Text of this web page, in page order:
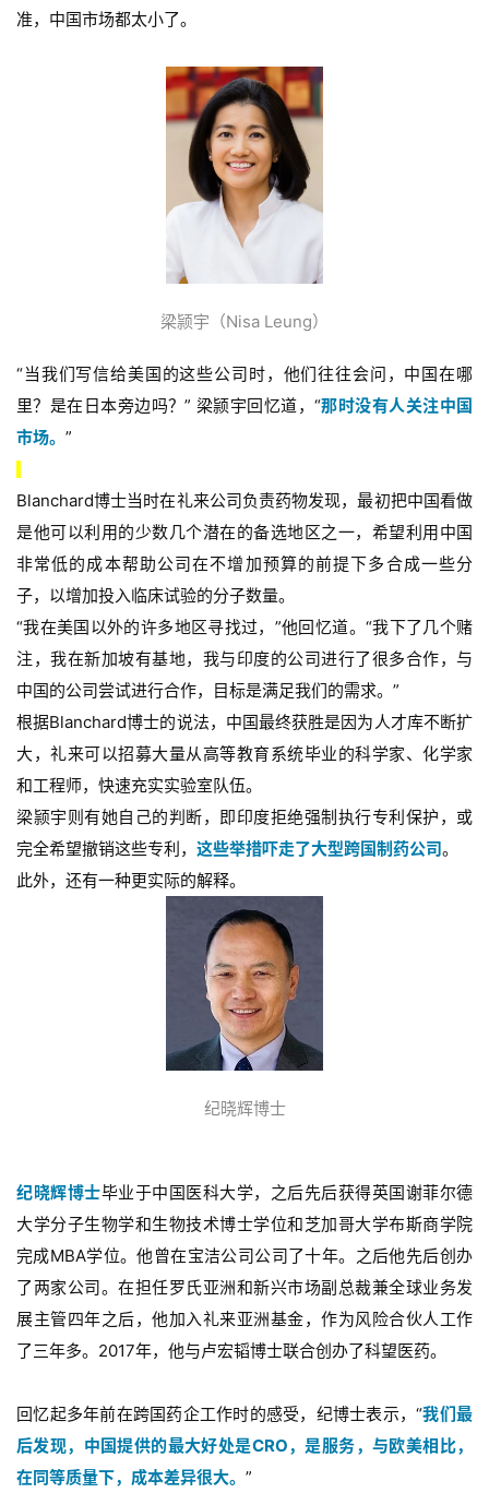
首
精
活
动
B
投
资
平
准，中国市场都太小了。
梁颕宇（Nisa Leung）
“当我们写信给美国的这些公司时，他们往往会问，中国在哪
里？是在日本旁边吗？” 梁颕宇回忆道，“那时没有人关注中国
市场。 ”
Blanchard博士当时在礼来公司负责药物发现，最初把中国看做
是他可以利用的少数几个潜在的备选地区之一，希望利用中国
非常低的成本帮助公司在不增加预算的前提下多合成一些分
子，以增加投入临床试验的分子数量。
“我在美国以外的许多地区寻找过，”他回忆道。“我下了几个赌
注，我在新加坡有基地，我与印度的公司进行了很多合作，与
中国的公司尝试进行合作，目标是满足我们的需求。”
根据Blanchard博士的说法，中国最终获胜是因为人才库不断扩
大，礼来可以招募大量从高等教育系统毕业的科学家、化学家
和工程师，快速充实实验室队伍。
梁颕宇则有她自己的判断，即印度拒绝强制执行专利保护，或
完全希望撤销这些专利， 这些举措吓走了大型跨国制药公司。
此外，还有一种更实际的解释。
纪晓辉博士
纪晓辉博士毕业于中国医科大学，之后先后获得英国谢菲尔德
大学分子生物学和生物技术博士学位和芝加哥大学布斯商学院
完成MBA学位。他曾在宝洁公司公司了十年。之后他先后创办
了两家公司。在担任罗氏亚洲和新兴市场副总裁兼全球业务发
展主管四年之后，他加入礼来亚洲基金，作为风险合伙人工作
了三年多。2017年，他与卢宏韬博士联合创办了科望医药。
回忆起多年前在跨国药企工作时的感受，纪博士表示，“我们最
后发现，中国提供的最大好处是CRO，是服务，与欧美相比，
在同等质量下，成本差异很大。 ”